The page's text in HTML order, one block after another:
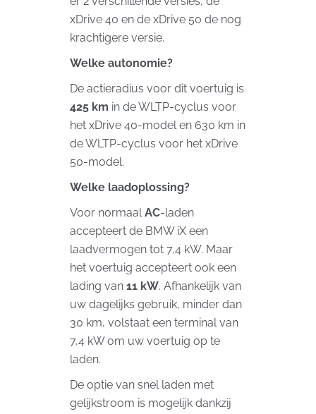
xDrive 40 en de xDrive 50 de nog
krachtigere versie.
Welke autonomie?
De actieradius voor dit voertuig is
425 km in de WLTP-cyclus voor
het xDrive 40-model en 630 km in
de WLTP-cyclus voor het xDrive
50-model.
Welke laadoplossing?
Voor normaalAC-laden
accepteert de BMW iX een
laadvermogen tot 7,4 kW. Maar
het voertuig accepteert ook een
lading van 11 kW. Afhankelijk van
uw dagelijks gebruik, minder dan
30 km, volstaat een terminal van
7,4 kW om uw voertuig op te
laden.
De optie van snel laden met
gelijkstroom is mogelijk dankzij